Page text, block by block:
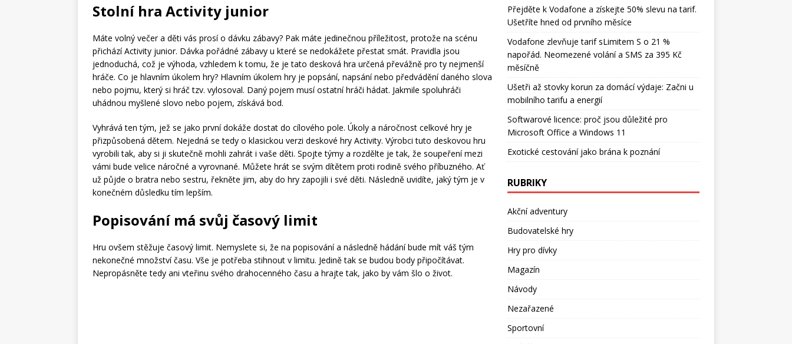
Stolní hra Activity junior
Máte volný večer a děti vás prosí o dávku zábavy? Pak máte jedinečnou příležitost, protože na scénu
přichází Activity junior. Dávka pořádné zábavy u které se nedokážete přestat smát. Pravidla jsou
jednoduchá, což je výhoda, vzhledem k tomu, že je tato desková hra určená převážně pro ty nejmenší
hráče. Co je hlavním úkolem hry? Hlavním úkolem hry je popsání, napsání nebo předvádění daného slova
nebo pojmu, který si hráč tzv. vylosoval. Daný pojem musí ostatní hráči hádat. Jakmile spoluhráči
uhádnou myšlené slovo nebo pojem, získává bod.
Vyhrává ten tým, jež se jako první dokáže dostat do cílového pole. Úkoly a náročnost celkové hry je
přizpůsobená dětem. Nejedná se tedy o klasickou verzi deskové hry Activity. Výrobci tuto deskovou hru
vyrobili tak, aby si ji skutečně mohli zahrát i vaše děti. Spojte týmy a rozdělte je tak, že soupeření mezi
vámi bude velice náročné a vyrovnané. Můžete hrát se svým dítětem proti rodině svého příbuzného. Ať
už půjde o bratra nebo sestru, řekněte jim, aby do hry zapojili i své děti. Následně uvidíte, jaký tým je v
konečném důsledku tím lepším.
Popisování má svůj časový limit
Hru ovšem stěžuje časový limit. Nemyslete si, že na popisování a následně hádání bude mít váš tým
nekonečné množství času. Vše je potřeba stihnout v limitu. Jedině tak se budou body připočítávat.
Nepropásněte tedy ani vteřinu svého drahocenného času a hrajte tak, jako by vám šlo o život.
Přejděte k Vodafone a získejte 50% slevu na tarif.
Ušetříte hned od prvního měsíce
Vodafone zlevňuje tarif sLimitem S o 21 %
napořád. Neomezené volání a SMS za 395 Kč
měsíčně
Ušetři až stovky korun za domácí výdaje: Začni u
mobilního tarifu a energií
Softwarové licence: proč jsou důležité pro
Microsoft Office a Windows 11
Exotické cestování jako brána k poznání
RUBRIKY
Akční adventury
Budovatelské hry
Hry pro dívky
Magazín
Návody
Nezařazené
Sportovní